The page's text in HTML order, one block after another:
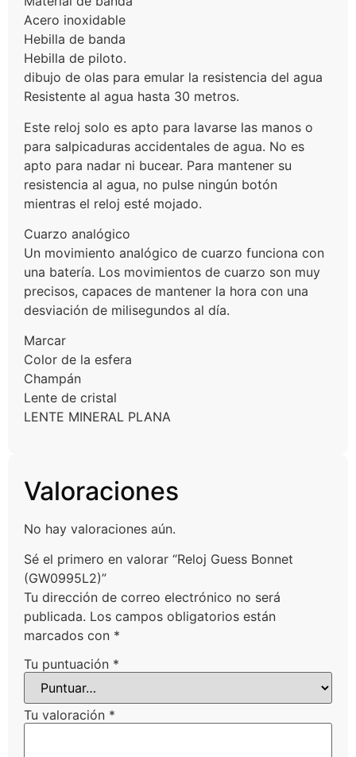
Acero inoxidable
Hebilla de banda
Hebilla de piloto.
dibujo de olas para emular la resistencia del agua
Resistente al agua hasta 30 metros.
Este reloj solo es apto para lavarse las manos o
para salpicaduras accidentales de agua. No es
apto para nadar ni bucear. Para mantener su
resistencia al agua, no pulse ningún botón
mientras el reloj esté mojado.
Cuarzo analógico
Un movimiento analógico de cuarzo funciona con
una batería. Los movimientos de cuarzo son muy
precisos, capaces de mantener la hora con una
desviación de milisegundos al día.
Marcar
Color de la esfera
Champán
Lente de cristal
LENTE MINERAL PLANA
Valoraciones
No hay valoraciones aún.
Sé el primero en valorar “Reloj Guess Bonnet
(GW0995L2)”
Tu dirección de correo electrónico no será
publicada. Los campos obligatorios están
marcados con *
Tu puntuación *
Tu valoración *